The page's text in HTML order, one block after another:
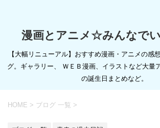
漫画とアニメ☆みんなで
【大幅リニューアル】おすすめ漫画・アニメの感
グ。ギャラリー、 ＷＥＢ漫画、イラストなど大量
の誕生日まとめなど。
HOME > ブログ 一覧 >